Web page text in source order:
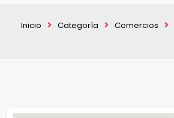
Inicio Categoría Comercios